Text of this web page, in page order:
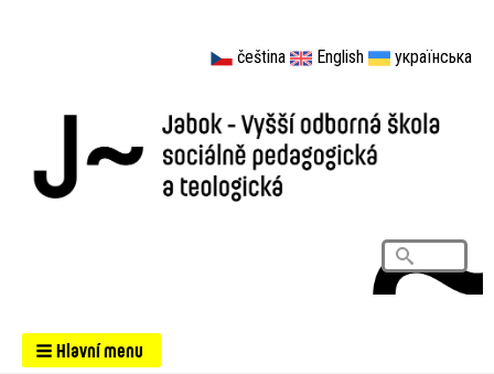
čeština English українська
Search
Hlavní menu